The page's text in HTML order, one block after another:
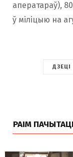
аператараў),
ў міліцыю на
ДЗЕЦІ
РАІМ